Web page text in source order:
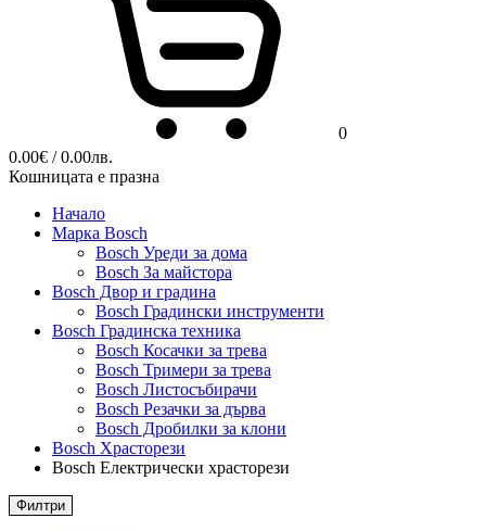
0
0.00€ / 0.00лв.
Кошницата е празна
Начало
Марка Bosch
Bosch Уреди за дома
Bosch За майстора
Bosch Двор и градина
Bosch Градински инструменти
Bosch Градинска техника
Bosch Косачки за трева
Bosch Тримери за трева
Bosch Листосъбирачи
Bosch Резачки за дърва
Bosch Дробилки за клони
Bosch Храсторези
Bosch Електрически храсторези
Филтри